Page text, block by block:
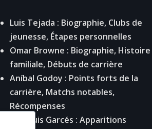
Luis Tejada : Biographie, Clubs de
jeunesse, Étapes personnelles
Omar Browne : Biographie, Histoire
familiale, Débuts de carrière
Aníbal Godoy : Points forts de la
carrière, Matchs notables,
Récompenses
José Luis Garcés : Apparitions